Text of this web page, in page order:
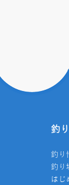
釣
釣り
釣り
はじ